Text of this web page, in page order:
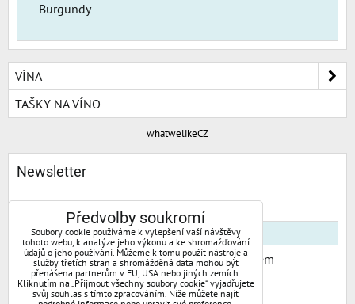
Burgundy
VÍNA
TAŠKY NA VÍNO
whatwelikeCZ
Newsletter
Odebírat naše novinky:
Chci se přihlásit k odběru novinek e-mailem
Odebírat
Předvolby soukromí
Soubory cookie používáme k vylepšení vaší návštěvy
tohoto webu, k analýze jeho výkonu a ke shromažďování
údajů o jeho používání. Můžeme k tomu použít nástroje a
služby třetích stran a shromážděná data mohou být
přenášena partnerům v EU, USA nebo jiných zemích.
Kliknutím na „Přijmout všechny soubory cookie“ vyjadřujete
svůj souhlas s tímto zpracováním. Níže můžete najít